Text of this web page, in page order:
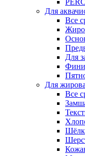
Для
Все
Для
Для
Все
Шёлк